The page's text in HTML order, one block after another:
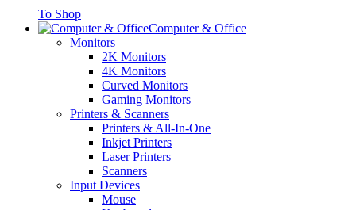
To Shop
Computer & Office
Monitors
2K Monitors
4K Monitors
Curved Monitors
Gaming Monitors
Printers & Scanners
Printers & All-In-One
Inkjet Printers
Laser Printers
Scanners
Input Devices
Mouse